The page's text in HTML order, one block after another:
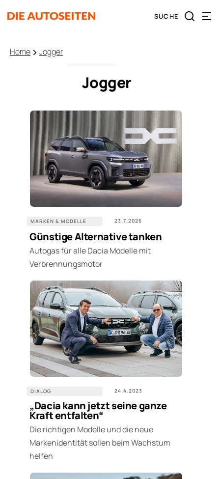
Home Jogger
Jogger
MARKEN & MODELLE 23.7.2026
Günstige Alternative tanken
Autogas für alle Dacia Modelle mit
Verbrennungsmotor
DIALOG 24.4.2023
„Dacia kann jetzt seine ganze
Kraft entfalten“
Die richtigen Modelle und die neue
Markenidentität sollen beim Wachstum
helfen